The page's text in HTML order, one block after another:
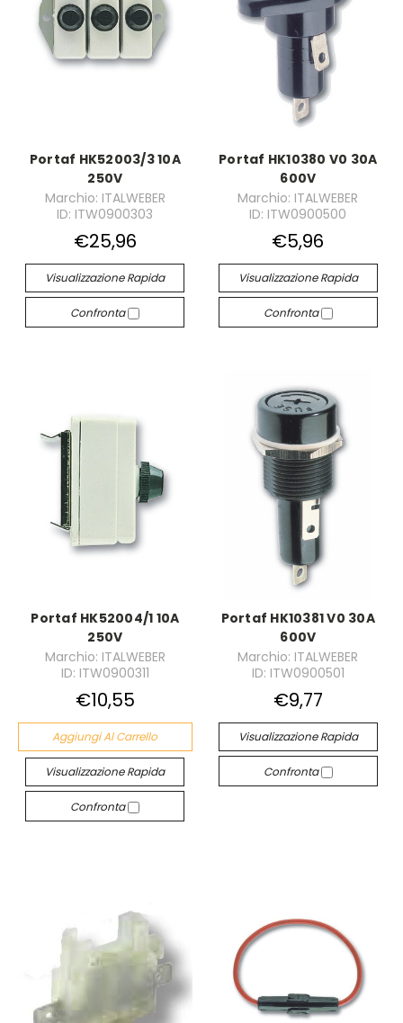
Portaf HK52003/3 10A
250V
Marchio: ITALWEBER
ID: ITW0900303
€25,96
Visualizzazione Rapida
Confronta
Portaf HK10380 V0 30A
600V
Marchio: ITALWEBER
ID: ITW0900500
€5,96
Visualizzazione Rapida
Confronta
Portaf HK52004/1 10A
250V
Marchio: ITALWEBER
ID: ITW0900311
€10,55
Aggiungi Al Carrello
Visualizzazione Rapida
Confronta
Portaf HK10381 V0 30A
600V
Marchio: ITALWEBER
ID: ITW0900501
€9,77
Visualizzazione Rapida
Confronta